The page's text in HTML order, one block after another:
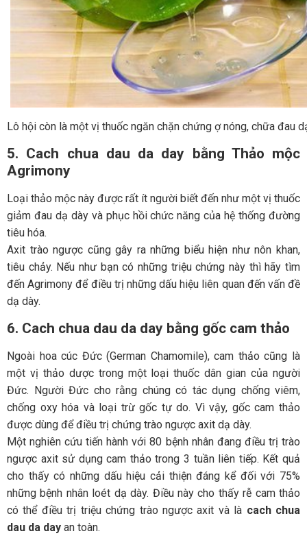
Lô hội còn là một vị thuốc ngăn chặn chứng ợ nóng, chữa đau
5. Cach chua dau da day bằng Thảo mộc
Agrimony
Loại thảo mộc này được rất ít người biết đến như một vị thuốc
giảm đau dạ dày và phục hồi chức năng của hệ thống đường
tiêu hóa.
Axit trào ngược cũng gây ra những biểu hiện như nôn khan,
tiêu chảy. Nếu như bạn có những triệu chứng này thì hãy tìm
đến Agrimony để điều trị những dấu hiệu liên quan đến vấn đề
dạ dày.
6. Cach chua dau da day bằng gốc cam thảo
Ngoài hoa cúc Đức (German Chamomile), cam thảo cũng là
một vị thảo dược trong một loại thuốc dân gian của người
Đức. Người Đức cho rằng chúng có tác dụng chống viêm,
chống oxy hóa và loại trừ gốc tự do. Vì vậy, gốc cam thảo
được dùng để điều trị chứng trào ngược axit dạ dày.
Một nghiên cứu tiến hành với 80 bệnh nhân đang điều trị trào
ngược axit sử dụng cam thảo trong 3 tuần liên tiếp. Kết quả
cho thấy có những dấu hiệu cải thiện đáng kể đối với 75%
những bệnh nhân loét dạ dày. Điều này cho thấy rễ cam thảo
có thể điều trị triệu chứng trào ngược axit và là cach chua
dau da day an toàn.